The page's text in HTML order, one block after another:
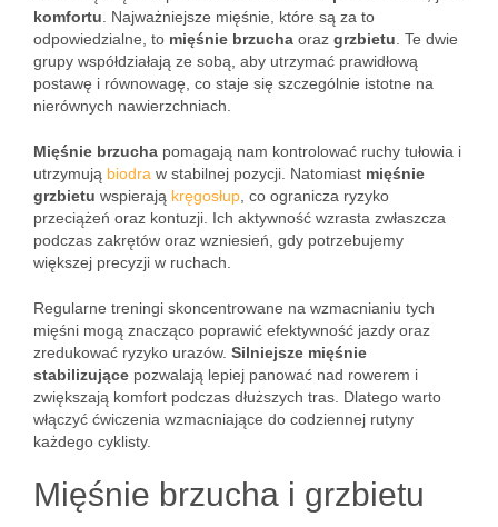
komfortu . Najważniejsze mięśnie, które są za to
odpowiedzialne, to mięśnie brzucha oraz grzbietu . Te dwie
grupy współdziałają ze sobą, aby utrzymać prawidłową
postawę i równowagę, co staje się szczególnie istotne na
nierównych nawierzchniach.
Mięśnie brzucha pomagają nam kontrolować ruchy tułowia i
utrzymują biodra w stabilnej pozycji. Natomiast mięśnie
grzbietu wspierają kręgosłup , co ogranicza ryzyko
przeciążeń oraz kontuzji. Ich aktywność wzrasta zwłaszcza
podczas zakrętów oraz wzniesień, gdy potrzebujemy
większej precyzji w ruchach.
Regularne treningi skoncentrowane na wzmacnianiu tych
mięśni mogą znacząco poprawić efektywność jazdy oraz
zredukować ryzyko urazów. Silniejsze mięśnie
stabilizujące pozwalają lepiej panować nad rowerem i
zwiększają komfort podczas dłuższych tras. Dlatego warto
włączyć ćwiczenia wzmacniające do codziennej rutyny
każdego cyklisty.
Mięśnie brzucha i grzbietu